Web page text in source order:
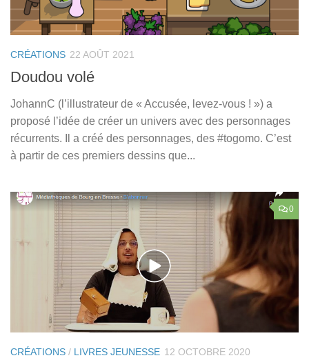
CRÉATIONS 22 AOÛT 2021
Doudou volé
JohannC (l’illustrateur de « Accusée, levez-vous ! ») a
proposé l’idée de créer un univers avec des personnages
récurrents. Il a créé des personnages, des #togomo. C’est
à partir de ces premiers dessins que...
0
CRÉATIONS / LIVRES JEUNESSE 12 OCTOBRE 2020